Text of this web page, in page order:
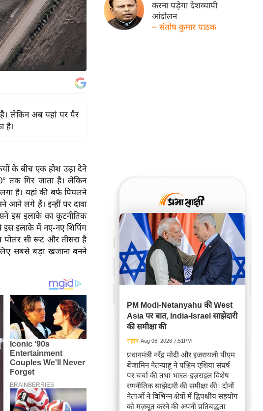
लेकिन अब यहां पर पैर
है।
के बीच एक होश उड़ा देने
तक गिर जाता है। लेकिन
है। यहां की बर्फ पिघलने
आने लगे हैं। इन्हीं पर दावा
इस इलाके का कूटनीतिक
इस इलाके में नए-नए शिपिंग
पोलर सी रूट और तीसरा है
सबसे बड़ा खजाना बनने
करना पड़ेगा देशव्यापी
आंदोलन
~ संतोष कुमार पाठक
PM Modi-Netanyahu की West
Asia पर बात, India-Israel साझेदारी
की समीक्षा की
राष्ट्रीय Aug 06, 2026 7:51PM
प्रधानमंत्री नरेंद्र मोदी और इजरायली पीएम
बेंजामिन नेतन्याहू ने पश्चिम एशिया संघर्ष
पर चर्चा की तथा भारत-इज़राइल विशेष
रणनीतिक साझेदारी की समीक्षा की। दोनों
नेताओं ने विभिन्न क्षेत्रों में द्विपक्षीय सहयोग
को मज़बूत करने की अपनी प्रतिबद्धता